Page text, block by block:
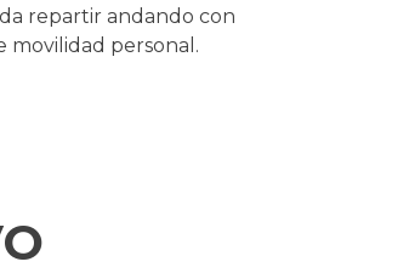
repartir andando con
personal.